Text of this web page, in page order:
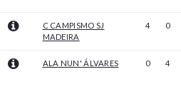
C CAMPISMO SJ
MADEIRA
4 0
ALA NUN' ÁLVARES 0 4